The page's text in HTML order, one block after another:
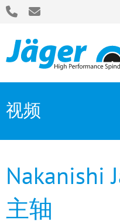
视频
Nakanishi
主轴